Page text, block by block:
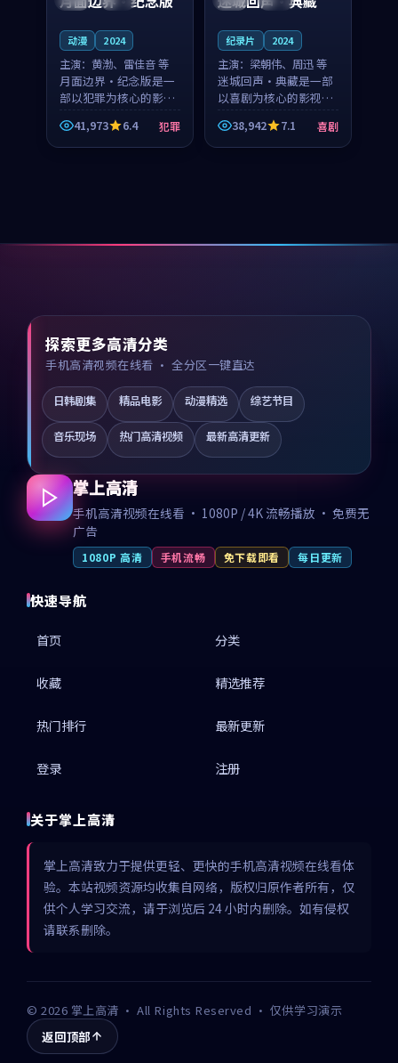
动漫 2024
主演： 黄渤、雷佳音 等
月面边界·纪念版是一
部以犯罪为核心的影视
作品，围绕危机、反转
与人物成长展开，整体
节奏紧凑，值得推荐观
41,973 6.4 犯罪
纪录片 2024
主演： 梁朝伟、周迅 等
迷城回声·典藏是一部
以喜剧为核心的影视作
品，围绕危机、反转与
人物成长展开，整体节
奏紧凑，值得推荐观
38,942 7.1 喜剧
探索更多高清分类
手机高清视频在线看 · 全分区一键直达
日韩剧集 精品电影 动漫精选 综艺节目
音乐现场 热门高清视频 最新高清更新
掌上高清
手机高清视频在线看 · 1080P / 4K 流畅播放 · 免费无
广告
1080P 高清 手机流畅 免下载即看 每日更新
快速导航
首页 分类
收藏 精选推荐
热门排行 最新更新
登录 注册
关于掌上高清
掌上高清致力于提供更轻、更快的手机高清视频在线看体
验。本站视频资源均收集自网络，版权归原作者所有，仅
供个人学习交流，请于浏览后 24 小时内删除。如有侵权
请联系删除。
©2026 掌上高清 · All Rights Reserved · 仅供学习演示
返回顶部